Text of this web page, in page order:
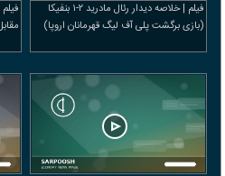
فیلم | خلاصه دیدار رئال مادرید ۲-۱ بنفیکا
(بازی برگشت پلی آف لیگ قهرمانان اروپا)